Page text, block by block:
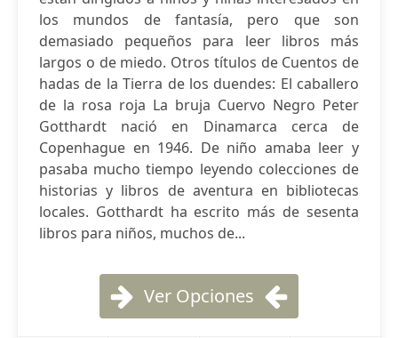
los mundos de fantasía, pero que son
demasiado pequeños para leer libros más
largos o de miedo. Otros títulos de Cuentos de
hadas de la Tierra de los duendes: El caballero
de la rosa roja La bruja Cuervo Negro Peter
Gotthardt nació en Dinamarca cerca de
Copenhague en 1946. De niño amaba leer y
pasaba mucho tiempo leyendo colecciones de
historias y libros de aventura en bibliotecas
locales. Gotthardt ha escrito más de sesenta
libros para niños, muchos de...
Ver Opciones